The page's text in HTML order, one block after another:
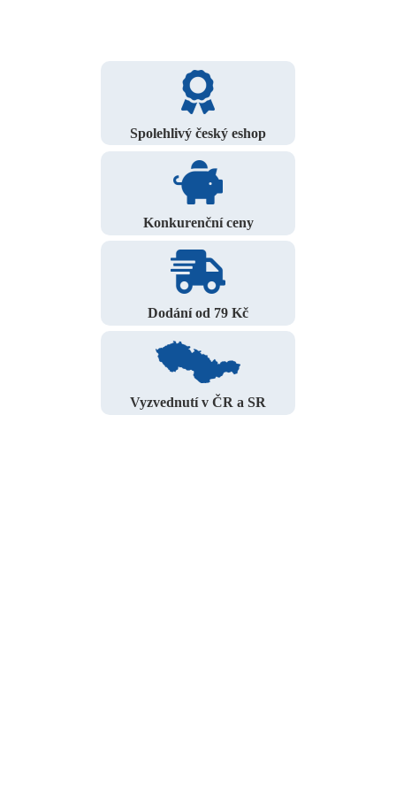
Spolehlivý český eshop
Konkurenční ceny
Dodání od 79 Kč
Vyzvednutí v ČR a SR